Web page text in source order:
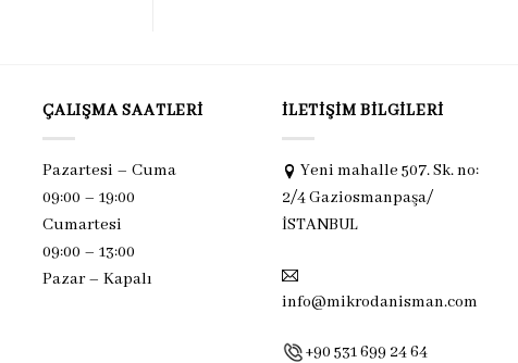
ÇALIŞMA SAATLERI
Pazartesi – Cuma
09:00 – 19:00
Cumartesi
09:00 – 13:00
Pazar – Kapalı
İLETIŞIM BILGILERI
Yeni mahalle 507. Sk. no:
2/4 Gaziosmanpaşa/
İSTANBUL
info@mikrodanisman.com
+90 531 699 24 64